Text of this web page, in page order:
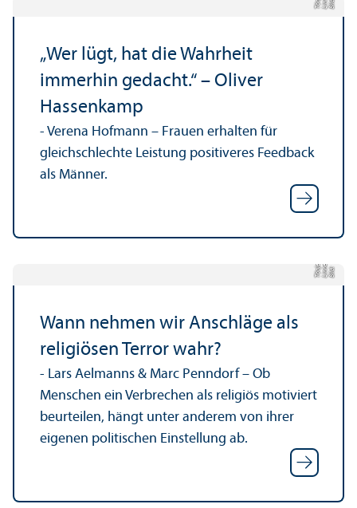
Bil
d:
Li
n
n
e
T
ö
nj
e
„Wer lügt, hat die Wahrheit
immerhin gedacht.“ – Oliver
Hassenkamp
- Verena Hofmann – Frauen erhalten für
gleich­schlechte Leistung positiveres Feedback
als Männer.
Bil
d:
Li
n
n
e
aT
ö
nj
e
s
Wann nehmen wir Anschläge als
religiösen Terror wahr?
- Lars Aelmanns & Marc Penndorf – Ob
Menschen ein Verbrechen als religiös motiviert
beurteilen, hängt unter anderem von ihrer
eigenen politischen Einstellung ab.